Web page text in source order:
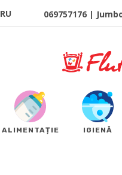
RU 069757176 |
ALIMENTAȚIE IGIENĂ